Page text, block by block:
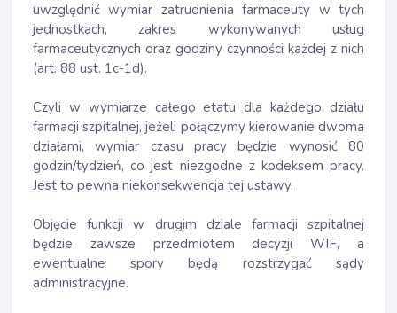
uwzględnić wymiar zatrudnienia farmaceuty w tych
jednostkach, zakres wykonywanych usług
farmaceutycznych oraz godziny czynności każdej z nich
(art. 88 ust. 1c-1d).
Czyli w wymiarze całego etatu dla każdego działu
farmacji szpitalnej, jeżeli połączymy kierowanie dwoma
działami, wymiar czasu pracy będzie wynosić 80
godzin/tydzień, co jest niezgodne z kodeksem pracy.
Jest to pewna niekonsekwencja tej ustawy.
Objęcie funkcji w drugim dziale farmacji szpitalnej
będzie zawsze przedmiotem decyzji WIF, a
ewentualne spory będą rozstrzygać sądy
administracyjne.